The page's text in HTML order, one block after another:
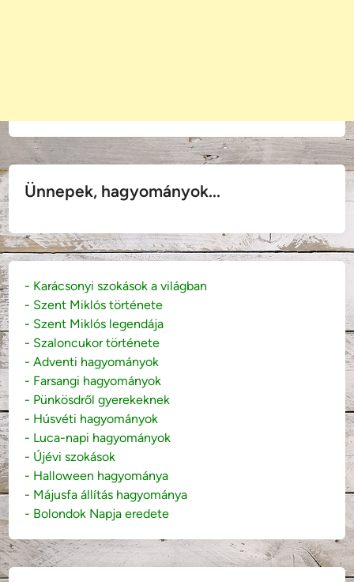
Ünnepek, hagyományok...
- Karácsonyi szokások a világban
- Szent Miklós története
- Szent Miklós legendája
- Szaloncukor története
- Adventi hagyományok
- Farsangi hagyományok
- Pünkösdről gyerekeknek
- Húsvéti hagyományok
- Luca-napi hagyományok
- Újévi szokások
- Halloween hagyománya
- Májusfa állítás hagyománya
- Bolondok Napja eredete